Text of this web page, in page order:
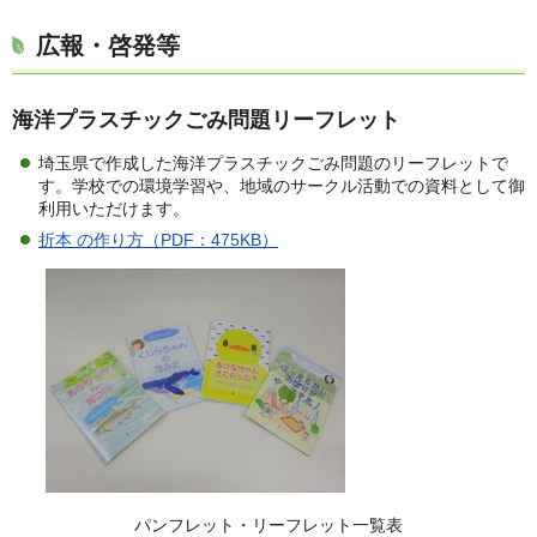
広報・啓発等
海洋プラスチックごみ問題リーフレット
埼玉県で作成した海洋プラスチックごみ問題のリーフレットで
す。学校での環境学習や、地域のサークル活動での資料として御
利用いただけます。
折本 の作り方（PDF：475KB）
パンフレット・リーフレット一覧表